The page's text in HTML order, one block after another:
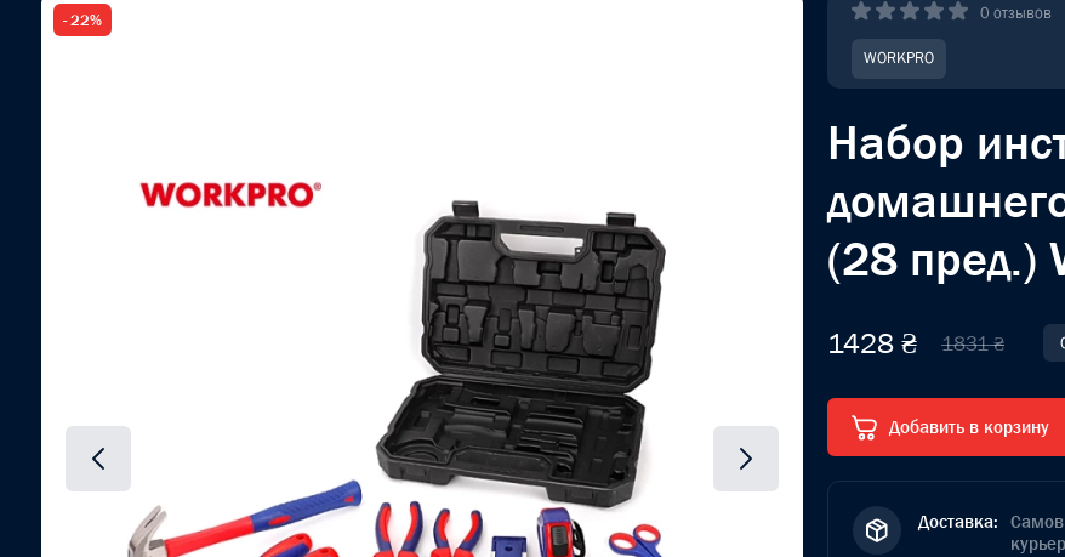
- 22% 0 отзывов
WORKPRO
Набор
(28 пред.)
1428 ₴ 1831 ₴
Добавить в корзину
Доставка: